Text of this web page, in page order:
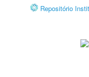
Repositório